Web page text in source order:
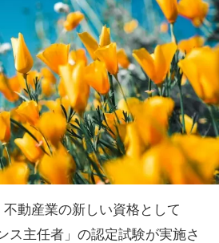
動産業の新しい資格として
ス主任者」の認定試験が実施さ